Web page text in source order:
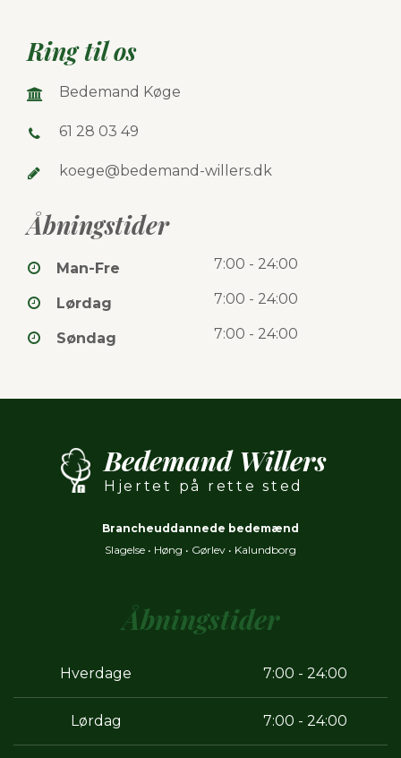
Ring til os
Bedemand Køge
61 28 03 49
koege@bedemand-willers.dk
Åbningstider
Man-Fre 7:00 - 24:00
Lørdag 7:00 - 24:00
Søndag 7:00 - 24:00
Bedemand Willers
Hjertet på rette sted
Brancheuddannede bedemænd
Slagelse • Høng • Gørlev • Kalundborg
Åbningstider
Hverdage 7:00 - 24:00
Lørdag 7:00 - 24:00